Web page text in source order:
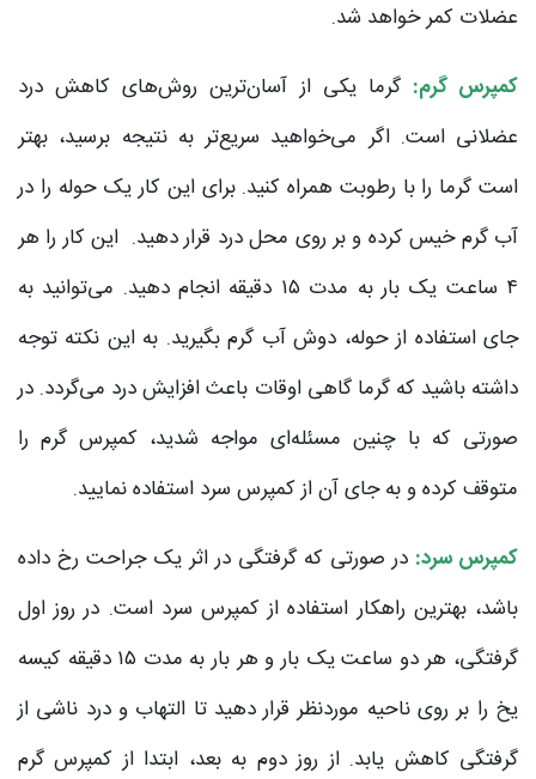
عضلات کمر خواهد شد.
کمپرس گرم: گرما یکی از آسان‌ترین روش‌های کاهش درد
عضلانی است. اگر می‌خواهید سریع‌تر به نتیجه برسید، بهتر
است گرما را با رطوبت همراه کنید. برای این کار یک حوله را در
آب گرم خیس کرده و بر روی محل درد قرار دهید. این کار را هر
۴ ساعت یک بار به مدت ۱۵ دقیقه انجام دهید. می‌توانید به
جای استفاده از حوله، دوش آب گرم بگیرید. به این نکته توجه
داشته باشید که گرما گاهی اوقات باعث افزایش درد می‌گردد. در
صورتی که با چنین مسئله‌ای مواجه شدید، کمپرس گرم را
متوقف کرده و به جای آن از کمپرس سرد استفاده نمایید.
کمپرس سرد: در صورتی که گرفتگی در اثر یک جراحت رخ داده
باشد، بهترین راهکار استفاده از کمپرس سرد است. در روز اول
گرفتگی، هر دو ساعت یک بار و هر بار به مدت ۱۵ دقیقه کیسه
یخ را بر روی ناحیه موردنظر قرار دهید تا التهاب و درد ناشی از
گرفتگی کاهش یابد. از روز دوم به بعد، ابتدا از کمپرس گرم